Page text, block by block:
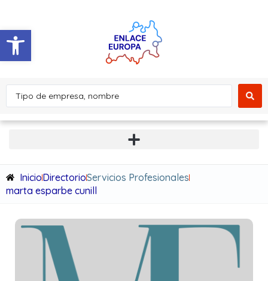
Abrir barra de herramientas
InicioDirectorioServicios Profesionales
marta esparbe cunill